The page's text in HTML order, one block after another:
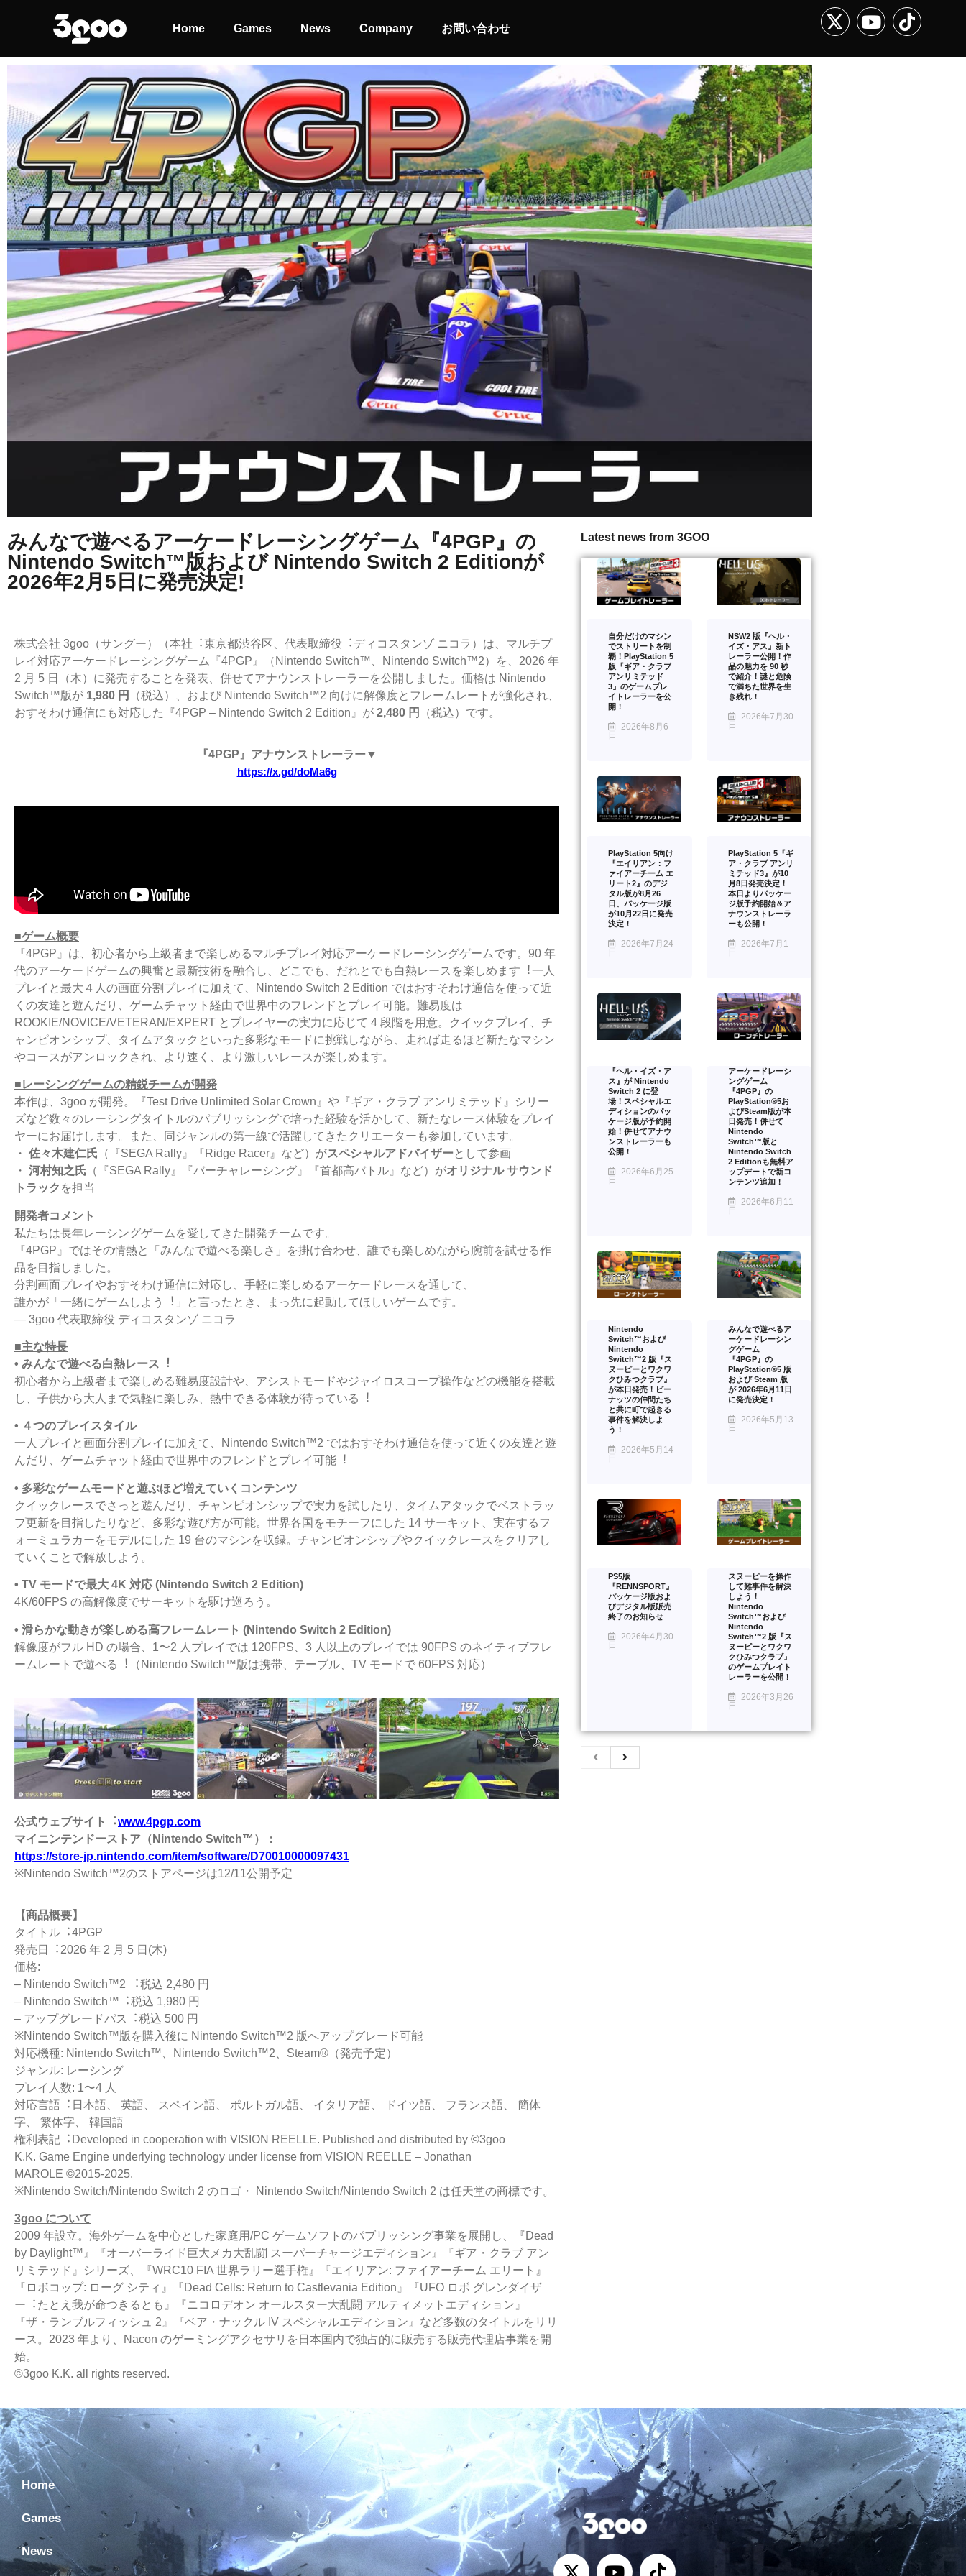
Home Games News Company お問い合わせ
みんなで遊べるアーケードレーシングゲーム『4PGP』の
Nintendo Switch™版および Nintendo Switch 2 Editionが
2026年2⽉5⽇に発売決定!
株式会社 3goo（サングー）（本社︓東京都渋⾕区、代表取締役︓ディコスタンゾ ニコラ）は、マルチプ
レイ対応アーケー ドレーシングゲーム『4PGP』（Nintendo Switch™、Nintendo Switch™2）を、 2026 年
2 ⽉ 5 ⽇（⽊）に発売することを発表、併せてアナウンストレーラーを公開しました。価格は Nintendo
Switch™版が 1,980 円
（税込）、および Nintendo Switch™2 向けに解像度とフレームレートが強化され、
おすそわけ通信にも対応した『4PGP – Nintendo Switch 2 Edition』が 2,480 円 （税込）です。
『4PGP』アナウンストレーラー▼
https://x.gd/doMa6g
■ゲーム概要
『4PGP』は、初⼼者から上級者まで楽しめるマルチプレイ対応アーケードレーシングゲームです。90 年
代のアーケードゲームの興奮と最新技術を融合し、どこでも、だれとでも⽩熱レースを楽しめます︕⼀⼈
プレイと最⼤４⼈の画⾯分割プレイに加えて、Nintendo Switch 2 Edition ではおすそわけ通信を使って近
くの友達と遊んだり、ゲームチャット経由で世界中のフレンドとプレイ可能。難易度は
ROOKIE/NOVICE/VETERAN/EXPERT とプレイヤーの実⼒に応じて 4 段階を⽤意。クイックプレイ、チ
ャンピオンシップ、タイムアタックといった多彩なモードに挑戦しながら、⾛れば⾛るほど新たなマシン
やコースがアンロックされ、より速く、より激しいレースが楽しめます。
■レーシングゲームの精鋭チームが開発
本作は、3goo が開発。『Test Drive Unlimited Solar Crown』や『ギア・クラブ アンリミテッド』シリー
ズなど数々のレーシングタイトルのパブリッシングで培った経験を活かして、新たなレース体験をプレイ
ヤーにお届けします。また、同ジャンルの第⼀線で活躍してきたクリエーターも参加しています。
・ 佐々⽊建仁⽒ （『SEGA Rally』『Ridge Racer』など）がスペシャルアドバイザーとして参画
・ 河村知之⽒ （『SEGA Rally』『バーチャレーシング』『⾸都⾼バトル』など）がオリジナルサウンド
トラック を担当
開発者コメント
私たちは⻑年レーシングゲームを愛してきた開発チームです。
『4PGP』ではその情熱と「みんなで遊べる楽しさ」を掛け合わせ、誰でも楽しめながら腕前を試せる作
品を⽬指しました。
分割画⾯プレイやおすそわけ通信に対応し、⼿軽に楽しめるアーケードレースを通して、
誰かが「⼀緒にゲームしよう︕」と⾔ったとき、まっ先に起動してほしいゲームです。
― 3goo 代表取締役 ディコスタンゾ ニコラ
■主な特⻑
• みんなで遊べる⽩熱レース︕
初⼼者から上級者まで楽しめる難易度設計や、アシストモードやジャイロスコープ操作などの機能を搭載
し、⼦供から⼤⼈まで気軽に楽しみ、熱中できる体験が待っている︕
• ４つのプレイスタイル
⼀⼈プレイと画⾯分割プレイに加えて、Nintendo Switch™2 ではおすそわけ通信を使って近くの友達と遊
んだり、ゲームチャット経由で世界中のフレンドとプレイ可能︕
• 多彩なゲームモードと遊ぶほど増えていくコンテンツ
クイックレースでさっと遊んだり、チャンピオンシップで実⼒を試したり、タイムアタックでベストラッ
プ更新を⽬指したりなど、多彩な遊び⽅が可能。世界各国をモチーフにした 14 サーキット、実在するフ
ォーミュラカーをモデルにした 19 台のマシンを収録。チャンピオンシップやクイックレースをクリアし
ていくことで解放しよう。
• TV モードで最⼤ 4K 対応 (Nintendo Switch 2 Edition)
4K/60FPS の⾼解像度でサーキットを駆け巡ろう。
• 滑らかな動きが楽しめる⾼フレームレート (Nintendo Switch 2 Edition)
解像度がフル HD の場合、1〜2 ⼈プレイでは 120FPS、3 ⼈以上のプレイでは 90FPS のネイティブフレ
ームレートで遊べる︕（Nintendo Switch™版は携帯、テーブル、TV モードで 60FPS 対応）
公式ウェブサイト︓www.4pgp.com
マイニンテンドーストア（Nintendo Switch™）：
https://store-jp.nintendo.com/item/software/D70010000097431
※Nintendo Switch™2のストアページは12/11公開予定
【商品概要】
タイトル︓4PGP
発売⽇︓2026 年 2 ⽉ 5 ⽇(⽊)
価格:
– Nintendo Switch™2 ︓税込 2,480 円
– Nintendo Switch™︓税込 1,980 円
– アップグレードパス︓税込 500 円
※Nintendo Switch™版を購⼊後に Nintendo Switch™2 版へアップグレード可能
対応機種: Nintendo Switch™、Nintendo Switch™2、Steam®（発売予定）
ジャンル: レーシング
プレイ⼈数: 1〜4 ⼈
対応⾔語︓⽇本語、 英語、 スペイン語、 ポルトガル語、 イタリア語、 ドイツ語、 フランス語、 簡体
字、 繁体字、 韓国語
権利表記︓Developed in cooperation with VISION REELLE. Published and distributed by ©3goo
K.K. Game Engine underlying technology under license from VISION REELLE – Jonathan
MAROLE ©2015-2025.
※Nintendo Switch/Nintendo Switch 2 のロゴ・ Nintendo Switch/Nintendo Switch 2 は任天堂の商標です。
3goo について
2009 年設⽴。海外ゲームを中⼼とした家庭⽤/PC ゲームソフトのパブリッシング事業を展開し、『Dead
by Daylight™』
『オーバーライド巨⼤メカ⼤乱闘 スーパーチャージエディション』『ギア・クラブ アン
リミテッド』シリーズ、『WRC10 FIA 世界ラリー選⼿権』『エイリアン: ファイアーチーム エリート』
『ロボコップ: ローグ シティ』『Dead Cells: Return to Castlevania Edition』『UFO ロボ グレンダイザ
ー︓たとえ我が命つきるとも』『ニコロデオン オールスター⼤乱闘 アルティメットエディション』
『ザ・ランブルフィッシュ 2』『ベア・ナックル IV スペシャルエディション』など多数のタイトルをリリ
ース。2023 年より、Nacon のゲーミングアクセサリを⽇本国内で独占的に販売する販売代理店事業を開
始。
©3goo K.K. all rights reserved.
Latest news from 3GOO
自分だけのマシン
でストリートを制
覇！PlayStation 5
版『ギア・クラブ
アンリミテッド
3』のゲームプレ
イトレーラーを公
開！
2026年8月6
日
NSW2 版『ヘル・
イズ・アス』新ト
レーラー公開！作
品の魅力を 90 秒
で紹介！謎と危険
で満ちた世界を生
き残れ！
2026年7月30
日
PlayStation 5向け
『エイリアン：フ
ァイアーチーム エ
リート2』のデジ
タル版が8月26
日、パッケージ版
が10月22日に発売
決定！
2026年7月24
日
PlayStation 5『ギ
ア・クラブ アンリ
ミテッド3』が10
月8日発売決定！
本日よりパッケー
ジ版予約開始＆ア
ナウンストレーラ
ーも公開！
2026年7月1
日
『ヘル・イズ・ア
ス』が Nintendo
Switch 2 に登
場！スペシャルエ
ディションのパッ
ケージ版が予約開
始！併せてアナウ
ンストレーラーも
公開！
2026年6月25
日
アーケードレーシ
ングゲーム
『4PGP』の
PlayStation®5お
よびSteam版が本
日発売！併せて
Nintendo
Switch™版と
Nintendo Switch
2 Editionも無料ア
ップデートで新コ
ンテンツ追加！
2026年6月11
日
Nintendo
Switch™および
Nintendo
Switch™2 版『ス
ヌーピーとワクワ
クひみつクラブ』
が本日発売！ピー
ナッツの仲間たち
と共に町で起きる
事件を解決しよ
う！
2026年5月14
日
みんなで遊べるア
ーケードレーシン
グゲーム
『4PGP』の
PlayStation®5 版
および Steam 版
が 2026年6月11日
に発売決定！
2026年5月13
日
PS5版
『RENNSPORT』
パッケージ版およ
びデジタル版販売
終了のお知らせ
2026年4月30
日
スヌーピーを操作
して難事件を解決
しよう！
Nintendo
Switch™および
Nintendo
Switch™2 版『ス
ヌーピーとワクワ
クひみつクラブ』
のゲームプレイト
レーラーを公開！
2026年3月26
日
Home
Games
News